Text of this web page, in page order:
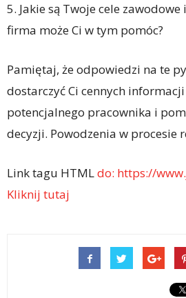
5. Jakie są Twoje cele
firma może Ci w tym pomóc?
Pamiętaj, że odpowiedzi na te
dostarczyć Ci cennych
potencjalnego pracownika i
decyzji. Powodzenia w procesie
Link tagu HTMLdo: https://
Kliknij tutaj